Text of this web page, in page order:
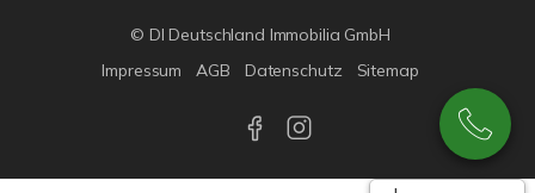
© DI Deutschland Immobilia GmbH
Impressum
AGB Datenschutz Sitemap